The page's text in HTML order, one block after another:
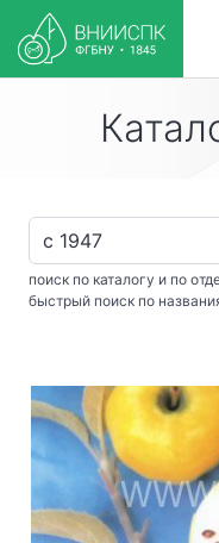
поиск по каталогу и по
быстрый поиск по